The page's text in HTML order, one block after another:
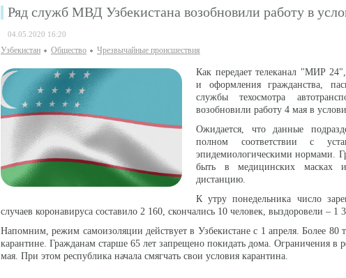
Ряд служб МВД Узбекистана возобновили работу в
04.05.2020 16:20
Узбекистан Общество Чрезвычайные происшествия
Как передает телеканал "МИР
и оформления гражданства,
службы техосмотра
возобновили работу 4 мая в
Ожидается, что данные
полном соответствии с
эпидемиологическими нормами.
быть в медицинских масках и
дистанцию.
К утру понедельника число
случаев коронавируса составило 2 160, скончались 10 человек, выздоровели – 1
Напомним, режим самоизоляции действует в Узбекистане с 1 апреля. Более 80
карантине. Гражданам старше 65 лет запрещено покидать дома. Ограничения в
мая. При этом республика начала смягчать свои условия карантина.